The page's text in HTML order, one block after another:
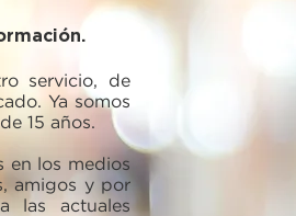
servicio, de
Ya somos
15 años.
en los medios
amigos y por
las actuales